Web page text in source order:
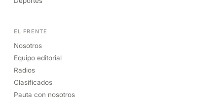
EL FRENTE
Nosotros
Equipo editorial
Radios
Clasificados
Pauta con nosotros